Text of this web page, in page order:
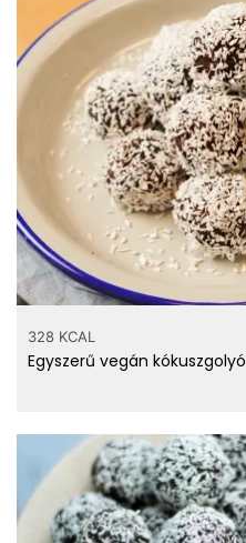
328 KCAL
Egyszerű vegán kókuszgolyó